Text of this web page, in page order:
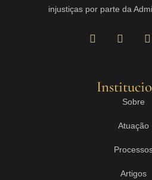
injustiças por parte da
Sobre
Atuação
Artigos